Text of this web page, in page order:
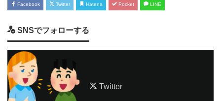
Facebook Twitter Hatena Pocket LINE
SNSでフォローする
Twitter